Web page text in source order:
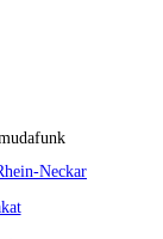
Neckar